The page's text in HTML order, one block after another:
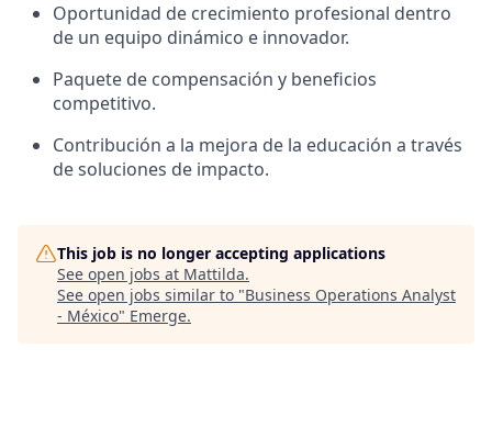
Oportunidad de crecimiento profesional dentro
de un equipo dinámico e innovador.
Paquete de compensación y beneficios
competitivo.
Contribución a la mejora de la educación a través
de soluciones de impacto.
This job is no longer accepting applications
See open jobs at Mattilda.
See open jobs similar to "Business Operations Analyst
- México" Emerge.